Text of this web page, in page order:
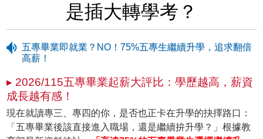
是插大轉學考？
五專畢業即就業？NO！75%五專生繼續升學，追求翻倍
高薪！
▸ 2026/115五專畢業起薪大評比：學歷越高，薪資
成長越有感！
現在就讀專三、專四的你，是否也正卡在升學的抉擇路口：
「五專畢業後該直接進入職場，還是繼續拚升學？」根據教